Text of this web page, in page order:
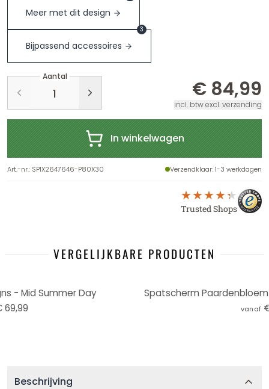
Meer met dit design
Bijpassend accessoires
3
Aantal
€ 84,99
incl. btw excl. verzending
In winkelwagen
Art.-nr.: SP1X2647646-P80X30 Verzendklaar: 1-3 werkdagen
Trusted Shops
VERGELIJKBARE PRODUCTEN
- Mid Summer Day
69,99
Spatscherm
vanaf
Beschrijving